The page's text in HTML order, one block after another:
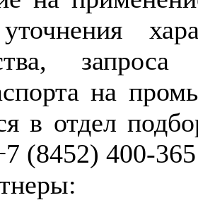
на
в отдел
(8452) 400-365